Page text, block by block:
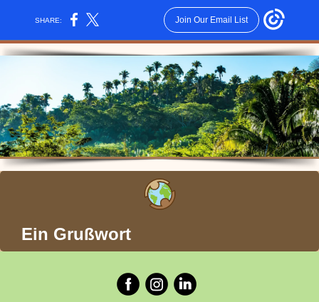
SHARE: Join Our Email List
Ein Grußwort